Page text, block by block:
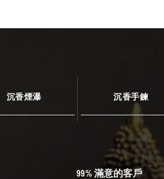
沉香煙瀑 沉香手鍊
99% 滿意的客戶